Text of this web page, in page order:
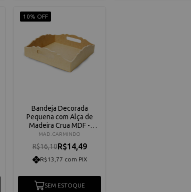
10% OFF
Bandeja Decorada
Pequena com Alça de
Madeira Crua MDF -
Medida 25 x 25 x 5 cm
MAD. CARMINDO
R$16,10R$14,49
R$13,77 com PIX
SEM ESTOQUE